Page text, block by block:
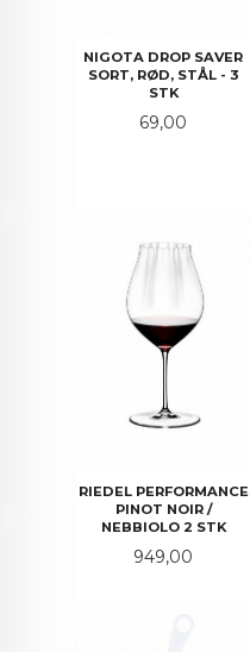
NIGOTA DROP SAVER
SORT, RØD, STÅL - 3
STK
Pris
69,00
RIEDEL PERFORMANCE
PINOT NOIR /
NEBBIOLO 2 STK
Pris
949,00